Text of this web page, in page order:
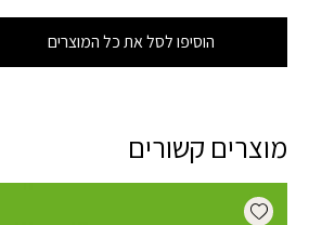
הוסיפו לסל את כל המוצרים
מוצרים קשורים
Add wishlist